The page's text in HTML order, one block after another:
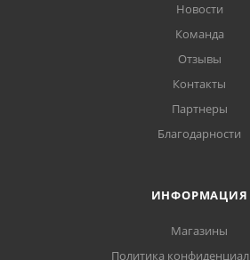
Новости
Команда
Отзывы
Контакты
Партнеры
Благодарности
ИНФОРМАЦИЯ
Магазины
Политика